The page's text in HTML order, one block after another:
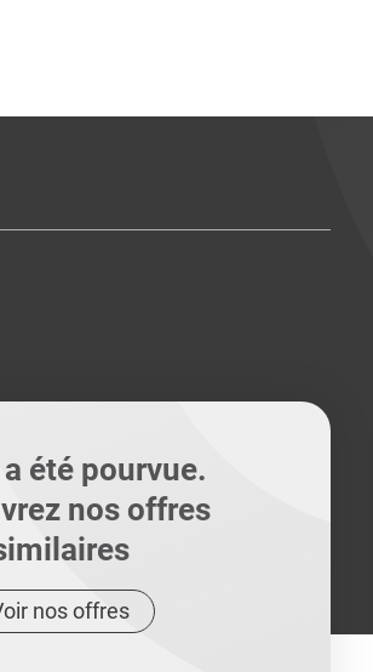
été pourvue.
nos offres
nos offres